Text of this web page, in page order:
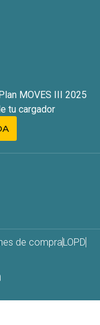
MOVES III 2025
tu cargador
de compraLOPD